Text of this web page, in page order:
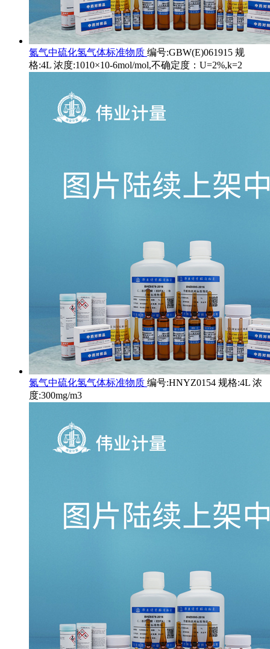
氮气中硫化氢气体标准物质 编号:GBW(E)061915 规
格:4L 浓度:1010×10-6mol/mol,不确定度：U=2%,k=2
氮气中硫化氢气体标准物质 编号:HNYZ0154 规格:4L 浓
度:300mg/m3